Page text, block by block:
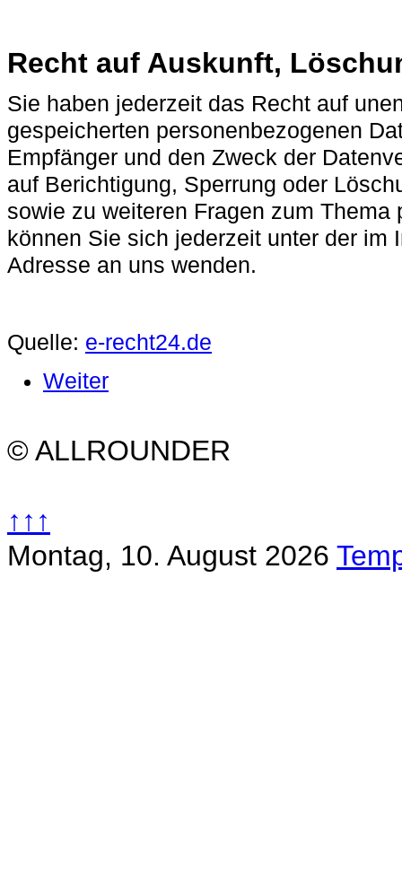
Recht auf Auskunft,
Sie haben jederzeit das Recht auf
gespeicherten personenbezogenen
Empfänger und den Zweck der
auf Berichtigung, Sperrung oder
sowie zu weiteren Fragen zum Thema
können Sie sich jederzeit unter der im
Adresse an uns wenden.
Quelle: e-recht24.de
Weiter
© ALLROUNDER
↑↑↑
Montag, 10. August 2026